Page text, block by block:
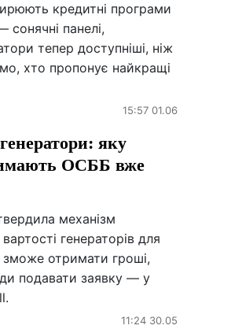
кредитні програми
сонячні панелі,
тепер доступніші, ніж
хто пропонує найкращі
15:57 01.06
яку
ОСББ вже
механізм
генераторів для
зможе отримати гроші,
подавати заявку — у
11:24 30.05